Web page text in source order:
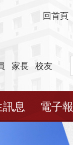
回首頁
家長 校友
息 電子報